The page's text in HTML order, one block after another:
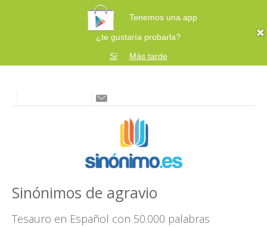
Tenemos una app
¿te gustaría probarla?
Sí
Más tarde
Sinónimos de agravio
Tesauro en Español con 50.000 palabras